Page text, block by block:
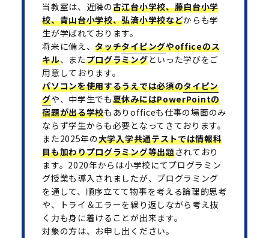
当教室は、近隣の古江台小学校、藤白台小学
校、青山台小学校、弘済小学校などからも学
生が学ばれております。
将来に備え、タッチタイピングやofficeのス
キル、またプログラミングといった学びをご
用意しております。
パソコンを使用するうえでは必須のタイピン
グや、中学生でも夏休みにはPowerPointの
宿題が出る学校もありofficeも仕事の場面のみ
ならず学生からも必要となってきております。
また2025年の大学入学共通テストでは情報科
目も加わりプログラミング等出題されており
ます。2020年からは小学校にてプログラミン
グ授業も導入されましたが、プログラミング
を通して、順序立てて物事を考える論理的思考
や、トライ＆エラーを繰り返しながら考え抜
く力も身に着けることが出来ます。
対象の方は、お申し出ください。